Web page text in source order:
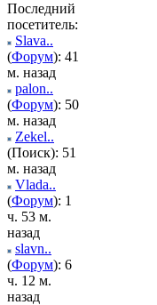
Последний
посетитель:
Slava..
(Форум): 41
м. назад
palon..
(Форум): 50
м. назад
Zekel..
(Поиск): 51
м. назад
Vlada..
(Форум): 1
ч. 53 м.
назад
slavn..
(Форум): 6
ч. 12 м.
назад